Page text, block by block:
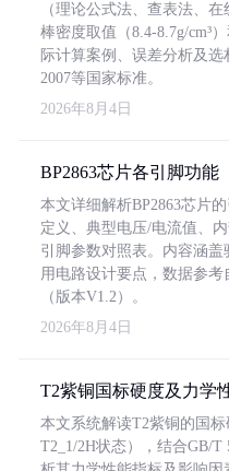
（理论公式法、查表法、
棒密度取值（8.4-8.7g/cm³
际计算案例、误差分析及
2007等国家标准。
2026年8月4日
BP2863芯片各引脚功能
本文详细解析BP2863芯片
定义、典型电压/电流值、
引脚参数对照表。内容涵
用电路设计要点，数据参
（版本V1.2）。
2026年8月4日
T2紫铜国标硬度及力学
本文系统解读T2紫铜的国
T2_1/2H状态），结合GB/T